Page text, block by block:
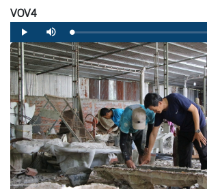
VOV4
Play Mute Loaded:
0%
Progress:
0%